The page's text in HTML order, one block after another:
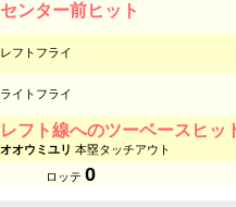
センター前ヒット
レフトフライ
ライトフライ
レフト線へのツーベースヒッ
オオウミユリ 本塁タッチアウト
ロッテ 0